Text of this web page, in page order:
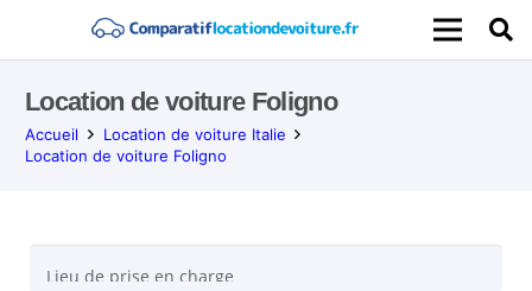
Location de voiture Foligno
Accueil
Location de voiture Italie
Location de voiture Foligno
Lieu de prise en charge